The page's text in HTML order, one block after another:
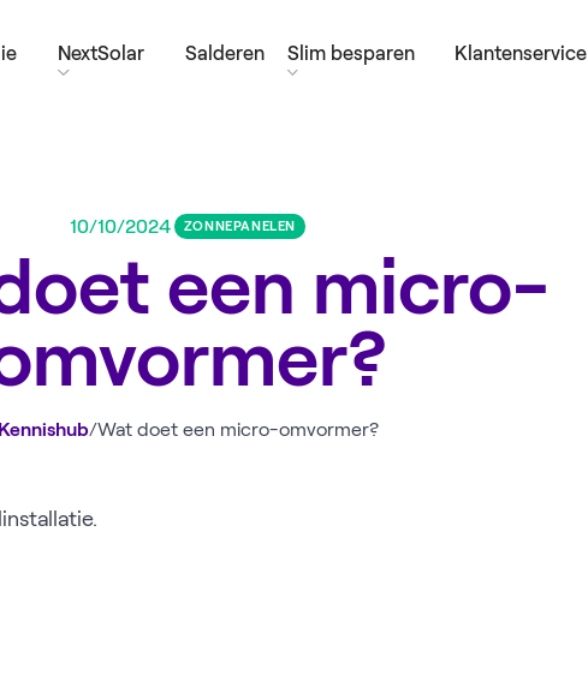
NextSolar Salderen Slim besparen Klantenservice
10/10/2024 ZONNEPANELEN
een micro-
Kennishub/Wat doet een micro-omvormer?